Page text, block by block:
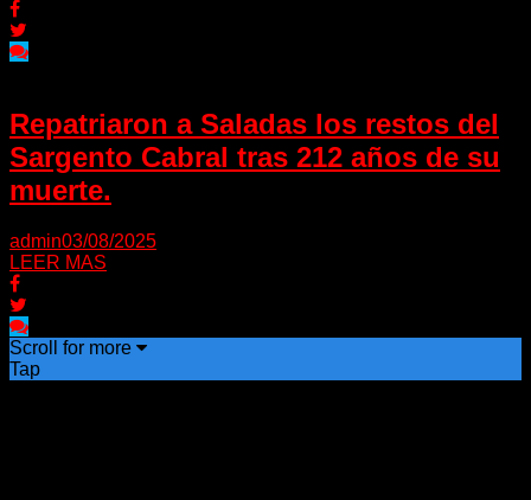
Repatriaron a Saladas los restos del
Sargento Cabral tras 212 años de su
muerte.
admin03/08/2025
LEER MAS
Scroll for more
Tap